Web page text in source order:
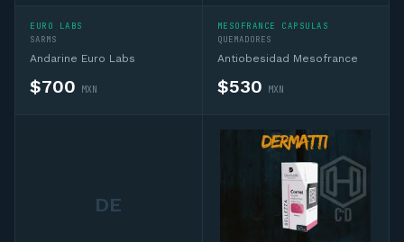
EURO LABS
SARMS
Andarine Euro Labs
$700 MXN
MESOFRANCE CAPSULAS
QUEMADORES
Antiobesidad Mesofrance
$530 MXN
DE